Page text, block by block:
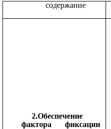
содержание
2.Обеспечение
фактора фиксации